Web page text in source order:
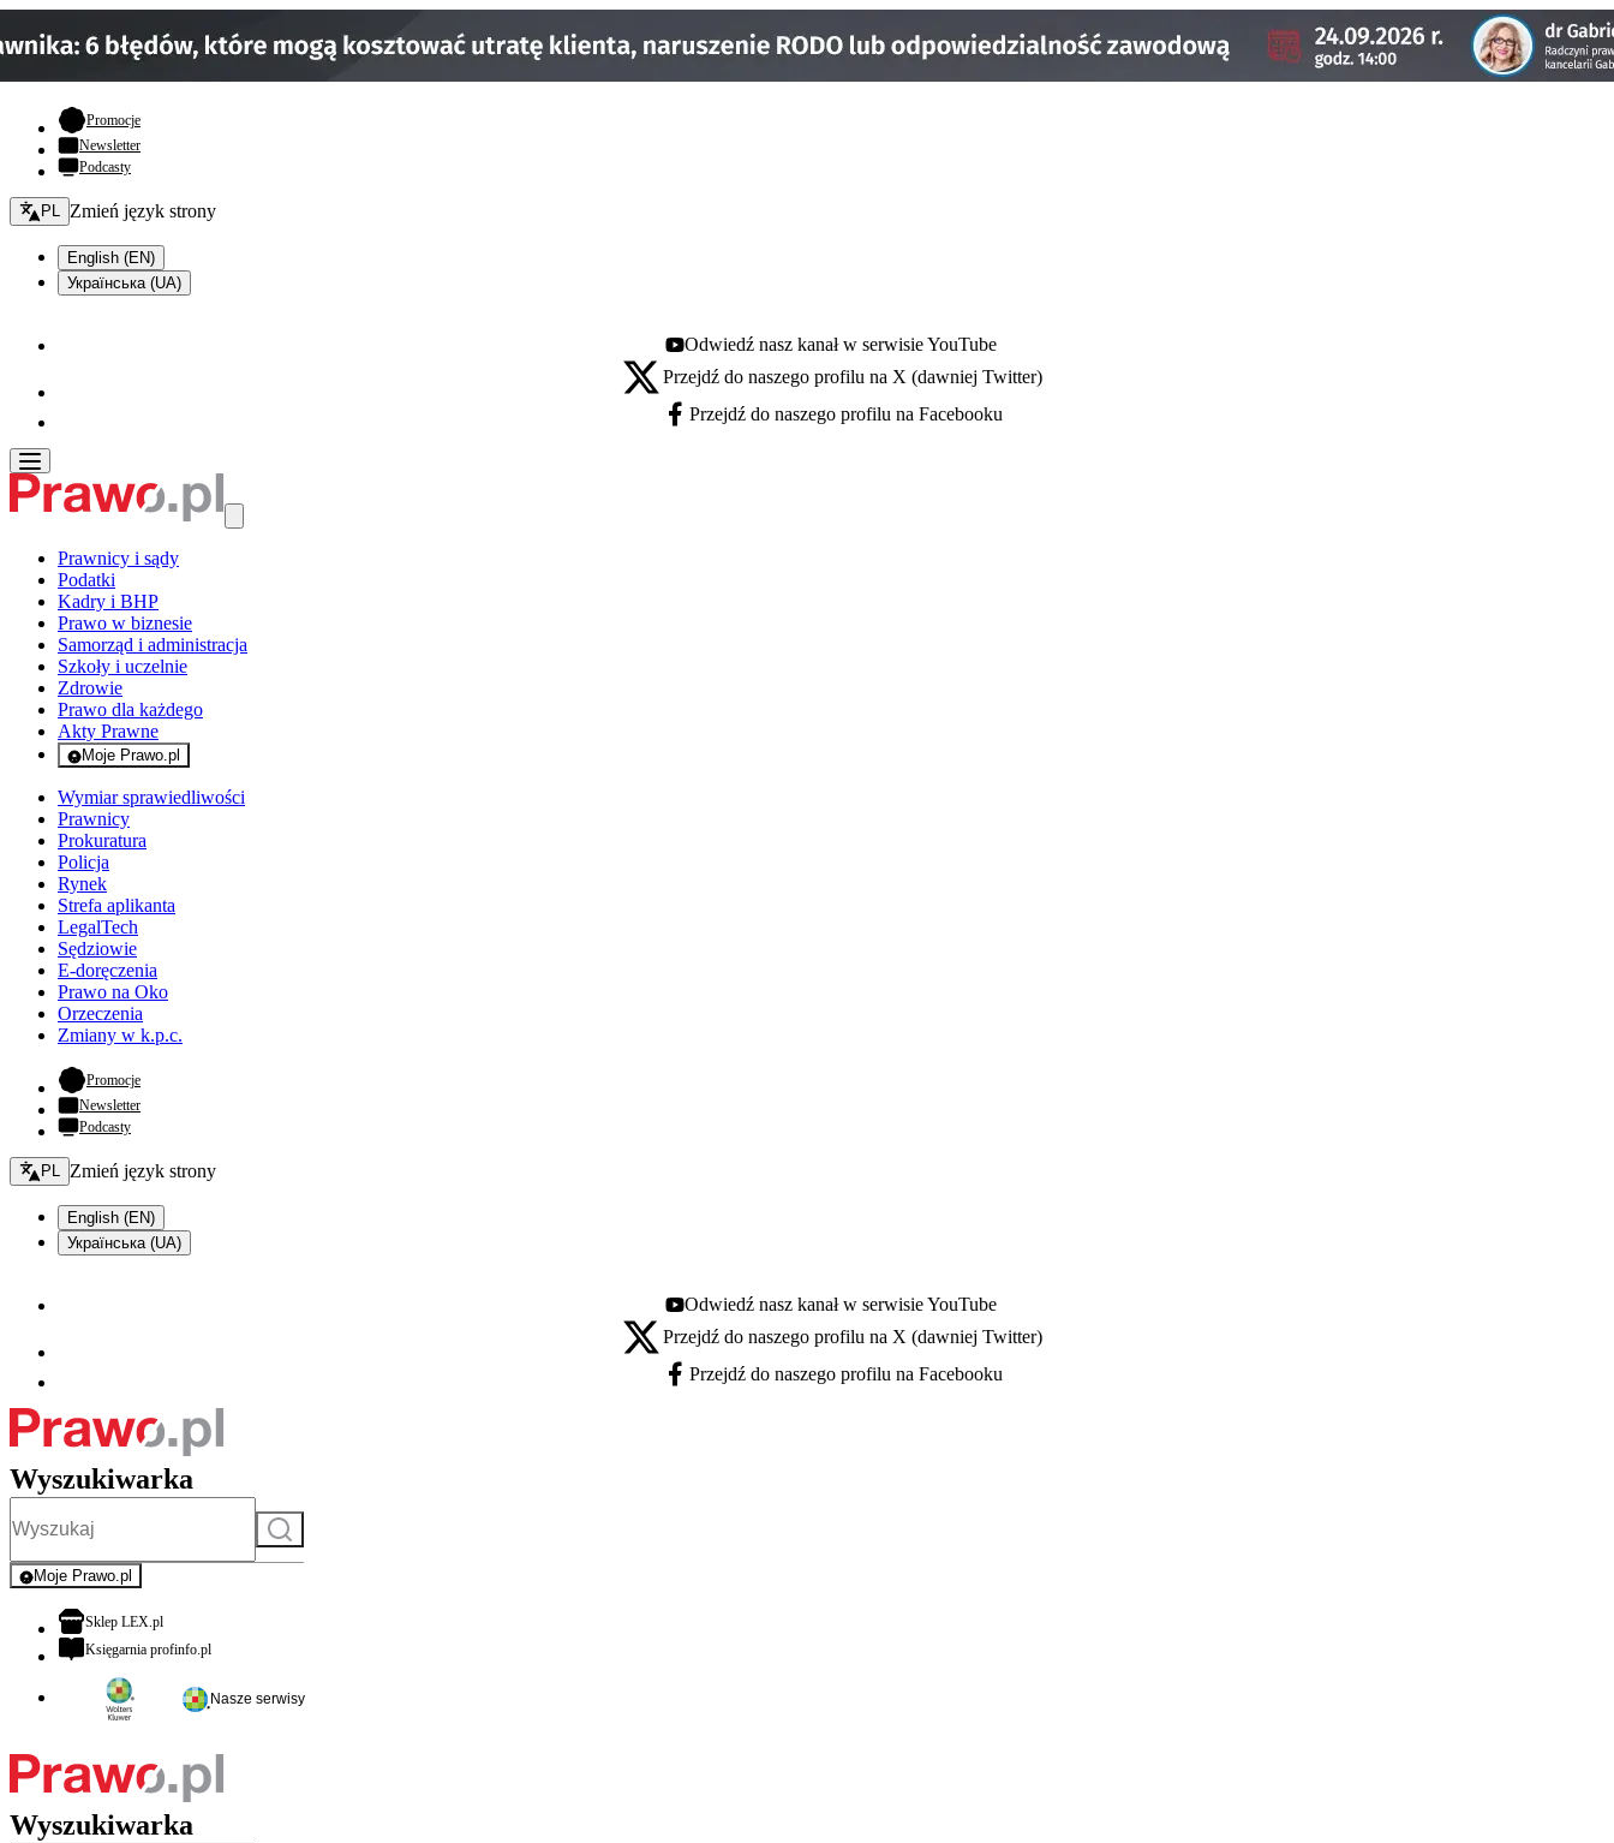
Promocje- otwiera się w nowej karcie
Newsletter
Podcasty
Zmień język - bieżący:
PL Zmień język strony
English (EN)
Українська (UA)
Youtube - otwiera się w nowej karcie
Odwiedź nasz kanał w serwisie YouTube
X - otwiera się w nowej karcie
Przejdź do naszego profilu na X (dawniej Twitter)
Facebook - otwiera się w nowej karcie
Przejdź do naszego profilu na Facebooku
Prawnicy i sądy
Podatki
Kadry i BHP
Prawo w biznesie
Samorząd i administracja
Szkoły i uczelnie
Zdrowie
Prawo dla każdego
Akty Prawne
Moje Prawo.pl
- rejestracja i logowanie do serwisu
Wymiar sprawiedliwości
Prawnicy
Prokuratura
Policja
Rynek
Strefa aplikanta
LegalTech
Sędziowie
E-doręczenia
Prawo na Oko
Orzeczenia
Zmiany w k.p.c.
Promocje- otwiera się w nowej karcie
Newsletter
Podcasty
Zmień język - bieżący:
PL Zmień język strony
English (EN)
Українська (UA)
Youtube - otwiera się w nowej karcie
Odwiedź nasz kanał w serwisie YouTube
X - otwiera się w nowej karcie
Przejdź do naszego profilu na X (dawniej Twitter)
Facebook - otwiera się w nowej karcie
Przejdź do naszego profilu na Facebooku
Wyszukiwarka
Szukaj
Moje Prawo.pl
- rejestracja i logowanie do serwisu
Sklep LEX.plotwiera się w nowej karcie
Księgarnia profinfo.plotwiera się w nowej karcie
Nasze serwisy
Wyszukiwarka